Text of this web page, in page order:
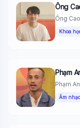
Ông
Ông
Khoa
Phạm
Phạm
PAK) là...
Âm nhạc